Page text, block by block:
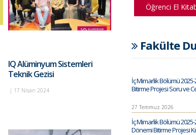
IQ Alüminyum Sistemleri
Teknik Gezisi
| 17 Nisan 2024
Öğrenci El
Fakülte
İç Mimarlık Bölümü
Bitirme Projesi Soru ve
27 Temmuz 2026
İç Mimarlık Bölümü 2025-
Dönemi Bitirme Projesi